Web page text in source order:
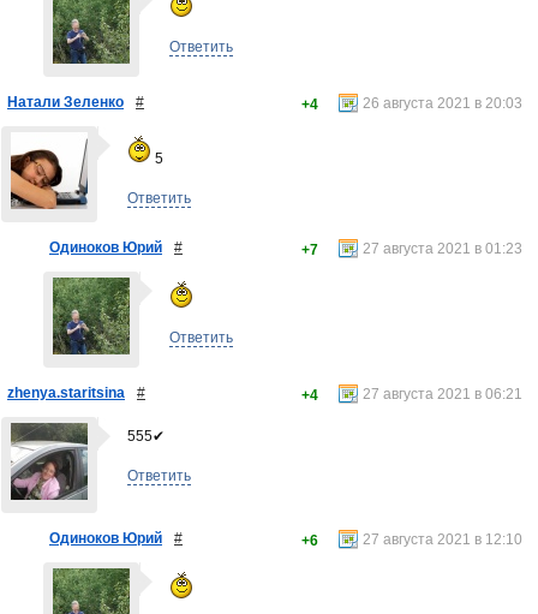
Ответить
Натали Зеленко # 26 августа 2021 в 20:03
+4
5
Ответить
Одиноков Юрий # 27 августа 2021 в 01:23
+7
Ответить
zhenya.staritsina # 27 августа 2021 в 06:21
+4
555✔
Ответить
Одиноков Юрий # 27 августа 2021 в 12:10
+6